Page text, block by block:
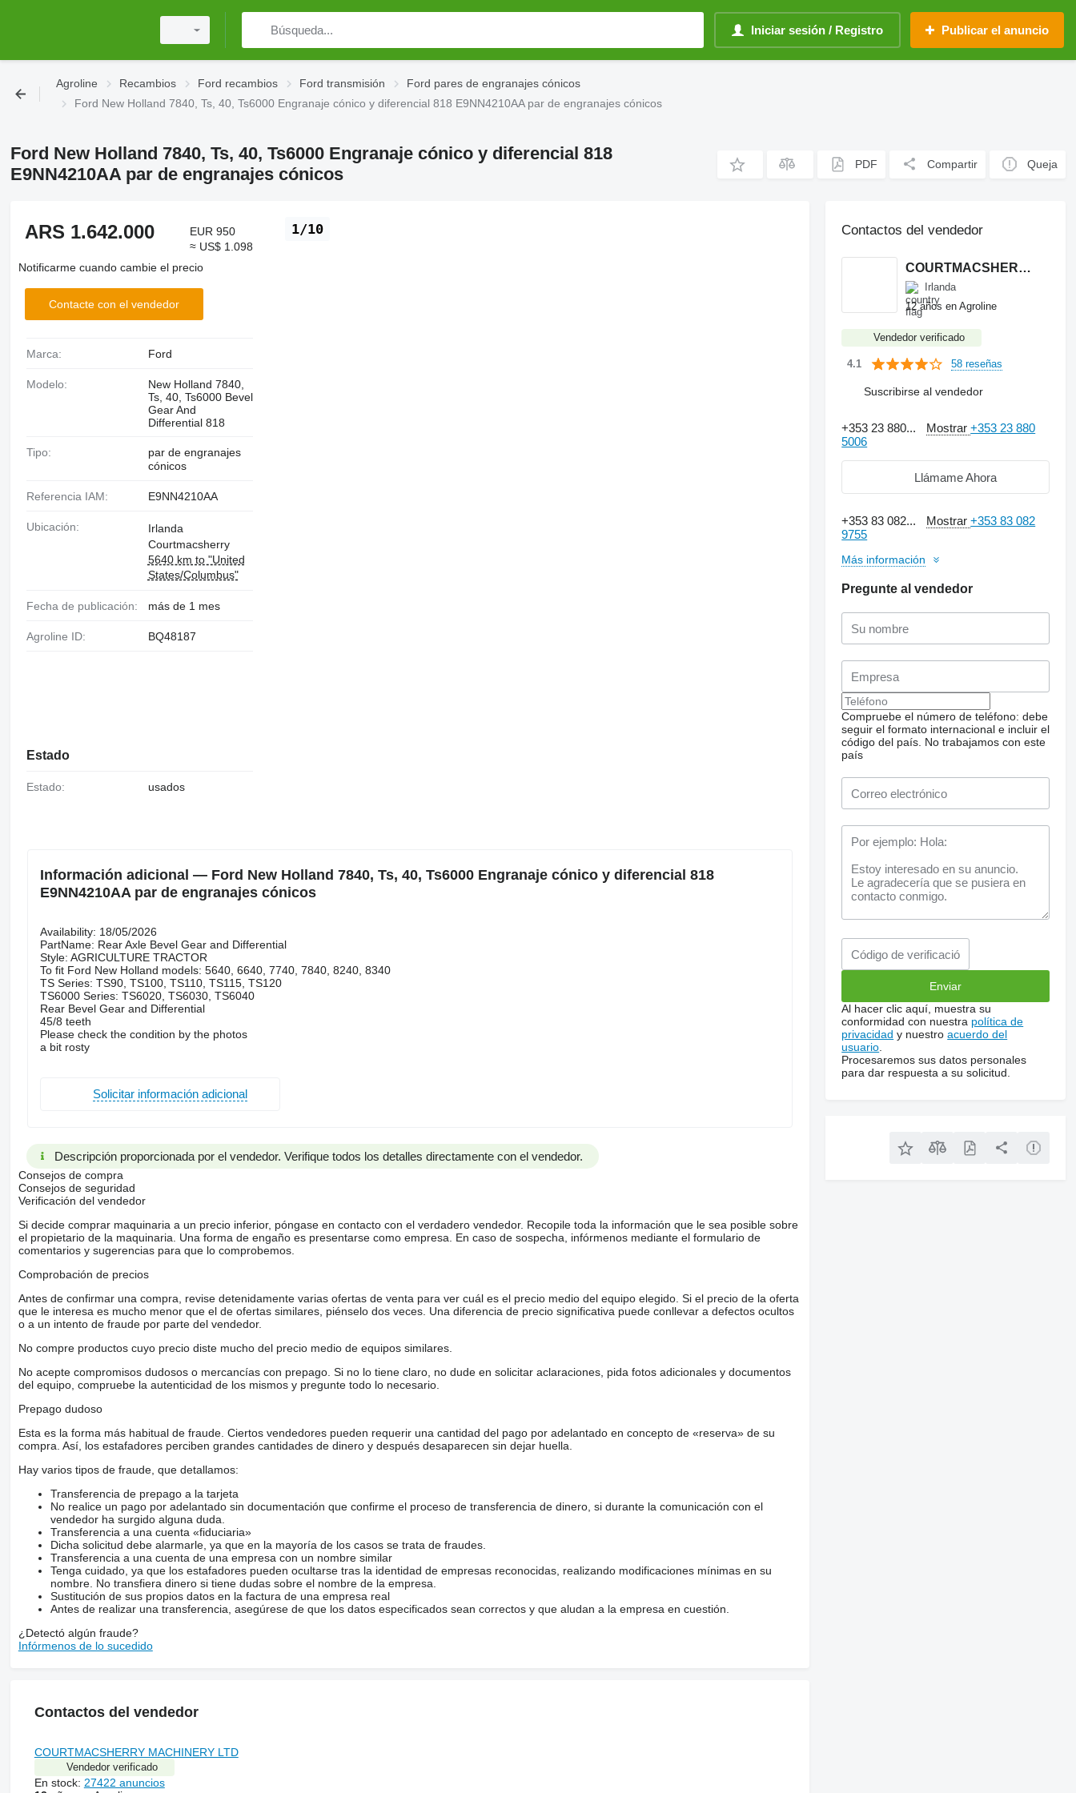
Iniciar sesión / Registro Publicar el anuncio
Agroline Recambios Ford recambios Ford transmisión
Ford pares de engranajes cónicos
Ford New Holland 7840, Ts, 40, Ts6000 Engranaje cónico y diferencial 818 E9NN4210AA par de engranajes cónicos
Ford New Holland 7840, Ts, 40, Ts6000 Engranaje cónico y diferencial 818
E9NN4210AA par de engranajes cónicos
PDF Compartir Queja
1/10
ARS 1.642.000
EUR 950
≈ US$ 1.098
Notificarme cuando cambie el precio
Contacte con el vendedor
Marca: Ford
Modelo:
New Holland 7840,
Ts, 40, Ts6000 Bevel
Gear And
Differential 818
Tipo:
par de engranajes
cónicos
Referencia IAM: E9NN4210AA
Ubicación:
Irlanda
Courtmacsherry
5640 km to "United
States/Columbus"
Fecha de publicación: más de 1 mes
Agroline ID: BQ48187
Estado
Estado: usados
Información adicional — Ford New Holland 7840, Ts, 40, Ts6000 Engranaje cónico y diferencial 818
E9NN4210AA par de engranajes cónicos
Availability: 18/05/2026
PartName: Rear Axle Bevel Gear and Differential
Style: AGRICULTURE TRACTOR
To fit Ford New Holland models: 5640, 6640, 7740, 7840, 8240, 8340
TS Series: TS90, TS100, TS110, TS115, TS120
TS6000 Series: TS6020, TS6030, TS6040
Rear Bevel Gear and Differential
45/8 teeth
Please check the condition by the photos
a bit rosty
Solicitar información adicional
Descripción proporcionada por el vendedor. Verifique todos los detalles directamente con el vendedor.
Consejos de compra
Consejos de seguridad
Verificación del vendedor
Si decide comprar maquinaria a un precio inferior, póngase en contacto con el verdadero vendedor. Recopile toda la información que le sea posible sobre
el propietario de la maquinaria. Una forma de engaño es presentarse como empresa. En caso de sospecha, infórmenos mediante el formulario de
comentarios y sugerencias para que lo comprobemos.
Comprobación de precios
Antes de confirmar una compra, revise detenidamente varias ofertas de venta para ver cuál es el precio medio del equipo elegido. Si el precio de la oferta
que le interesa es mucho menor que el de ofertas similares, piénselo dos veces. Una diferencia de precio significativa puede conllevar a defectos ocultos
o a un intento de fraude por parte del vendedor.
No compre productos cuyo precio diste mucho del precio medio de equipos similares.
No acepte compromisos dudosos o mercancías con prepago. Si no lo tiene claro, no dude en solicitar aclaraciones, pida fotos adicionales y documentos
del equipo, compruebe la autenticidad de los mismos y pregunte todo lo necesario.
Prepago dudoso
Esta es la forma más habitual de fraude. Ciertos vendedores pueden requerir una cantidad del pago por adelantado en concepto de «reserva» de su
compra. Así, los estafadores perciben grandes cantidades de dinero y después desaparecen sin dejar huella.
Hay varios tipos de fraude, que detallamos:
Transferencia de prepago a la tarjeta
No realice un pago por adelantado sin documentación que confirme el proceso de transferencia de dinero, si durante la comunicación con el
vendedor ha surgido alguna duda.
Transferencia a una cuenta «fiduciaria»
Dicha solicitud debe alarmarle, ya que en la mayoría de los casos se trata de fraudes.
Transferencia a una cuenta de una empresa con un nombre similar
Tenga cuidado, ya que los estafadores pueden ocultarse tras la identidad de empresas reconocidas, realizando modificaciones mínimas en su
nombre. No transfiera dinero si tiene dudas sobre el nombre de la empresa.
Sustitución de sus propios datos en la factura de una empresa real
Antes de realizar una transferencia, asegúrese de que los datos especificados sean correctos y que aludan a la empresa en cuestión.
¿Detectó algún fraude?
Infórmenos de lo sucedido
Contactos del vendedor
COURTMACSHERRY MACHINERY LTD
Vendedor verificado
En stock: 27422 anuncios
Contactos del vendedor
COURTMACSHERRY MACHINERY LTD
Irlanda
12 años en Agroline
Vendedor verificado
4.1 58 reseñas
Suscribirse al vendedor
+353 23 880... Mostrar+353 23 880
5006
Llámame Ahora
+353 83 082... Mostrar+353 83 082
9755
Más información
Pregunte al vendedor
Compruebe el número de teléfono: debe
seguir el formato internacional e incluir el
código del país. No trabajamos con este
país
Al hacer clic aquí, muestra su
conformidad con nuestra política de
privacidad y nuestroacuerdo del
usuario
Procesaremos sus datos personales
para dar respuesta a su solicitud.